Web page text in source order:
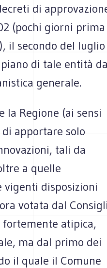
di
(pochi giorni prima
il secondo del luglio
di tale entità da
generale.
Regione (ai sensi
apportare solo
tali da
a quelle
vigenti disposizioni
votata dal
fortemente atipica,
ma dal primo dei
il quale il Comune